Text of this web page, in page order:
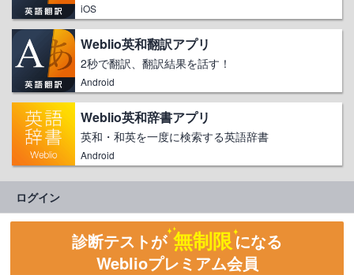
iOS
Weblio英和翻訳アプリ
2秒で翻訳、翻訳結果を話す！
Android
Weblio英和辞書アプリ
英和・和英を一度に検索する英語辞書
Android
ログイン
診断テストが 無制限になる
Weblioプレミアム会員